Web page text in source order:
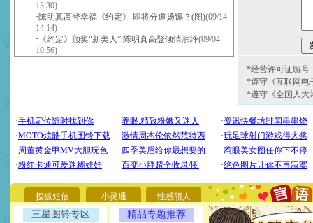
13:30)
·陈明真高登幸福《约定》 即将分道扬镳？(图)(09/14
14:14)
· 《约定》颁奖“新美人” 陈明真高登倾情演绎(09/04
10:56)
*经营许可证编号
*遵守《互联网电
*遵守《全国人大
搜狐短信 小灵通 性感丽人
三星图铃专区 精品专题推荐
[圣诞节]圣诞节到了，想想
你太多，只有给你五千万
要平安！千万要知足！千
[圣诞节]不只这样的日子才
能正大光明地骚扰你,告诉
天都要快乐噢!
[圣诞节]奉上一颗祝福的心,
如意,快乐,鲜花,一切美好的